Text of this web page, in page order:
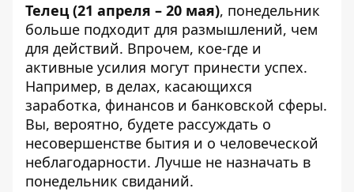
Телец (21 апреля – 20 мая), понедельник
больше подходит для размышлений, чем
для действий. Впрочем, кое-где и
активные усилия могут принести успех.
Например, в делах, касающихся
заработка, финансов и банковской сферы.
Вы, вероятно, будете рассуждать о
несовершенстве бытия и о человеческой
неблагодарности. Лучше не назначать в
понедельник свиданий.